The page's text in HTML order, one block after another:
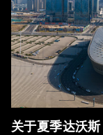
关于夏季达沃